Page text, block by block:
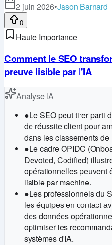
2 juin 2026•Jason Barnard
0
Haute Importance
Comment le SEO
preuve lisible par l'IA
Analyse IA
●Le SEO peut tirer parti
de réussite client pour
dans les classements de
●Le cadre OPIDC
Devoted, Codified)
opérationnelles peuvent
lisible par machine.
●Les professionnels du
les équipes en contact
des données
optimiser les
systèmes d'IA.